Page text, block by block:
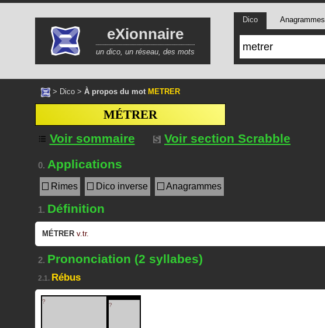
eXionnaire
un dico, un réseau, des mots
Dico Anagrammes
> Dico > À propos du mot METRER
MÉTRER
Voir sommaire
Voir section Scrabble
0. Applications
Rimes Dico inverse Anagrammes
1. Définition
MÉTRER v.tr.
2. Prononciation (2 syllabes)
2.1. Rébus
?
?